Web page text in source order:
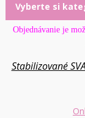
Vyberte si
Objednávanie je
Stabilizované